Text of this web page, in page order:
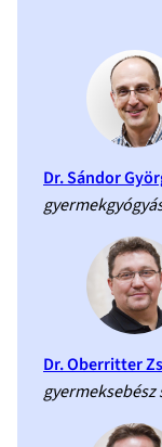
Dr. Sándor
Dr. Oberritter
gyermeksebész